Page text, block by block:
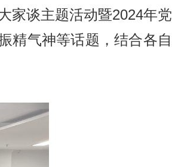
家谈主题活动暨2024年
精气神等话题，结合各